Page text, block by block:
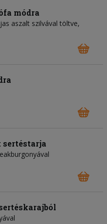
módra
aszalt szilvával töltve,